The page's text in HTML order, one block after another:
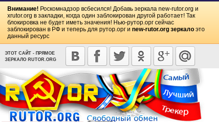
Внимание! Роскомнадзор всбесился! Добавь зеркала new-rutor.org и
xrutor.org в закладки, когда один заблокирован другой работает! Так
блокировка не будет иметь значения! Нью-рутор.орг сейчас
заблокирован в РФ и теперь для рутор.орг и new-rutor.org зеркало это
данный ресурс
ЭТОТ САЙТ - ПРЯМОЕ
ЗЕРКАЛО RUTOR.ORG